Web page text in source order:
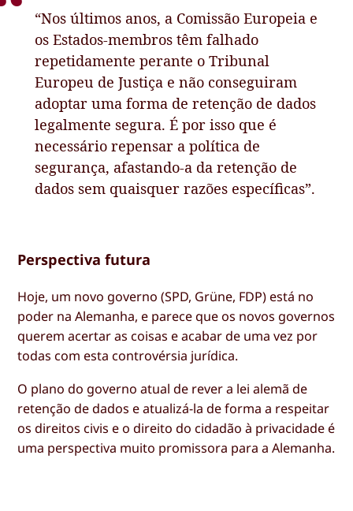
“Nos últimos anos, a Comissão Europeia e
os Estados-membros têm falhado
repetidamente perante o Tribunal
Europeu de Justiça e não conseguiram
adoptar uma forma de retenção de dados
legalmente segura. É por isso que é
necessário repensar a política de
segurança, afastando-a da retenção de
dados sem quaisquer razões específicas”.
Perspectiva futura
Hoje, um novo governo (SPD, Grüne, FDP) está no
poder na Alemanha, e parece que os novos governos
querem acertar as coisas e acabar de uma vez por
todas com esta controvérsia jurídica.
O plano do governo atual de rever a lei alemã de
retenção de dados e atualizá-la de forma a respeitar
os direitos civis e o direito do cidadão à privacidade é
uma perspectiva muito promissora para a Alemanha.